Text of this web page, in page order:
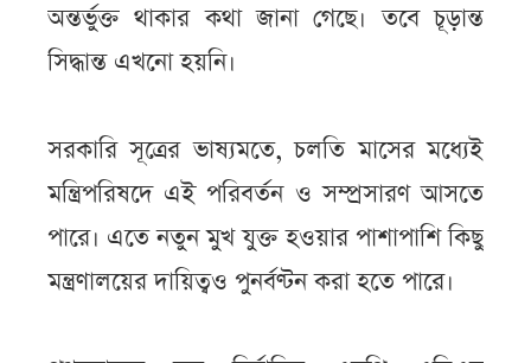
অন্তর্ভুক্ত থাকার কথা জানা গেছে। তবে চূড়ান্ত
সিদ্ধান্ত এখনো হয়নি।
সরকারি সূত্রের ভাষ্যমতে, চলতি মাসের মধ্যেই
মন্ত্রিপরিষদে এই পরিবর্তন ও সম্প্রসারণ আসতে
পারে। এতে নতুন মুখ যুক্ত হওয়ার পাশাপাশি কিছু
মন্ত্রণালয়ের দায়িত্বও পুনর্বণ্টন করা হতে পারে।